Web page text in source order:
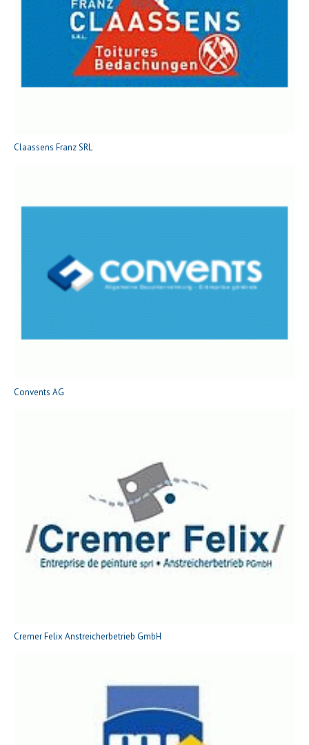
Claassens Franz SRL
Convents AG
Cremer Felix Anstreicherbetrieb GmbH